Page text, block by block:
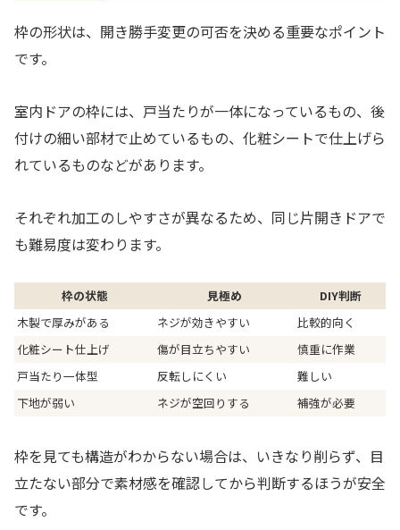
枠の形状は、開き勝手変更の可否を決める重要なポイント
です。
室内ドアの枠には、戸当たりが一体になっているもの、後
付けの細い部材で止めているもの、化粧シートで仕上げら
れているものなどがあります。
それぞれ加工のしやすさが異なるため、同じ片開きドアで
も難易度は変わります。
枠の状態 見極め
DIY判断
木製で厚みがある
ネジが効きやすい
比較的向く
化粧シート仕上げ
傷が目立ちやすい
慎重に作業
戸当たり一体型
反転しにくい
難しい
下地が弱い
ネジが空回りする 補強が必要
枠を見ても構造がわからない場合は、いきなり削らず、目
立たない部分で素材感を確認してから判断するほうが安全
です。